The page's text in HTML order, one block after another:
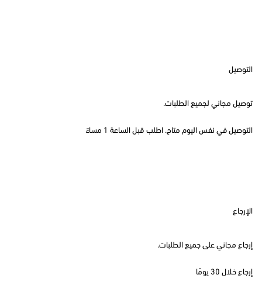
التوصيل
توصيل مجاني لجميع الطلبات.
التوصيل في نفس اليوم متاح. اطلب قبل الساعة 1 مساءً
الإرجاع
إرجاع مجاني على جميع الطلبات.
إرجاع خلال 30 يومًا